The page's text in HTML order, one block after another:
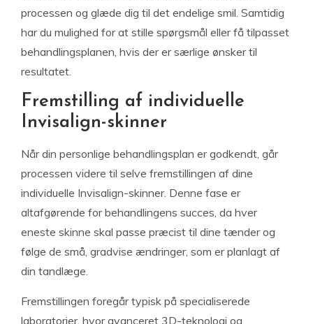
processen og glæde dig til det endelige smil. Samtidig
har du mulighed for at stille spørgsmål eller få tilpasset
behandlingsplanen, hvis der er særlige ønsker til
resultatet.
Fremstilling af individuelle
Invisalign-skinner
Når din personlige behandlingsplan er godkendt, går
processen videre til selve fremstillingen af dine
individuelle Invisalign-skinner. Denne fase er
altafgørende for behandlingens succes, da hver
eneste skinne skal passe præcist til dine tænder og
følge de små, gradvise ændringer, som er planlagt af
din tandlæge.
Fremstillingen foregår typisk på specialiserede
laboratorier, hvor avanceret 3D-teknologi og